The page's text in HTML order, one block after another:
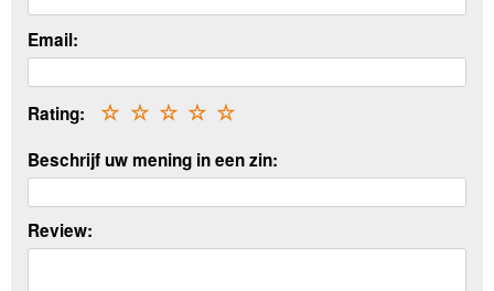
Email:
Rating: ☆
☆
☆
☆
☆
Beschrijf uw mening in een zin:
Review: